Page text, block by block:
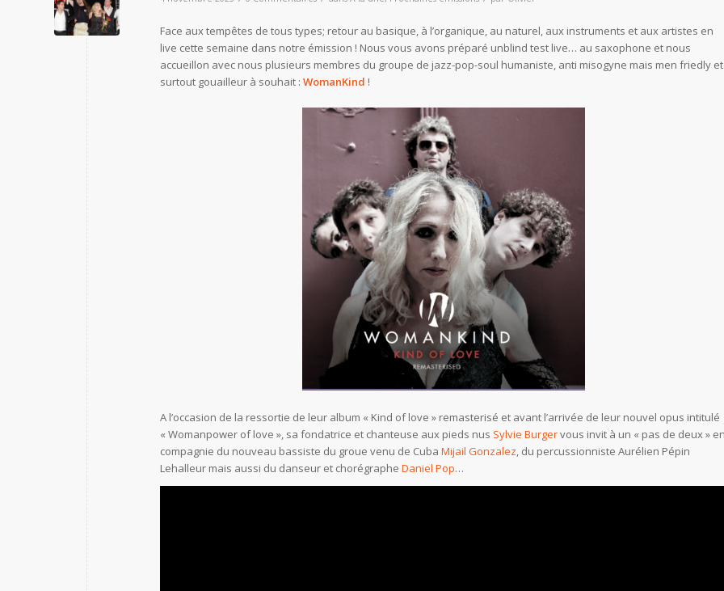
Face aux tempêtes de tous types; retour au basique, à l’organique, au naturel, aux instruments et aux artistes en
live cette semaine dans notre émission ! Nous vous avons préparé unblind test live… au saxophone et nous
accueillon avec nous plusieurs membres du groupe de jazz-pop-soul humaniste, anti misogyne mais men friedly et
surtout gouailleur à souhait : WomanKind !
A l’occasion de la ressortie de leur album « Kind of love » remasterisé et avant l’arrivée de leur nouvel opus intitulé
« Womanpower of love », sa fondatrice et chanteuse aux pieds nus Sylvie Burgervous invit à un « pas de deux »
compagnie du nouveau bassiste du groue venu de Cuba Mijail Gonzalez, du percussionniste Aurélien Pépin
Lehalleur mais aussi du danseur et chorégraphe Daniel Pop…